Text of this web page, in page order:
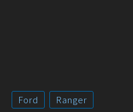
Ford Ranger